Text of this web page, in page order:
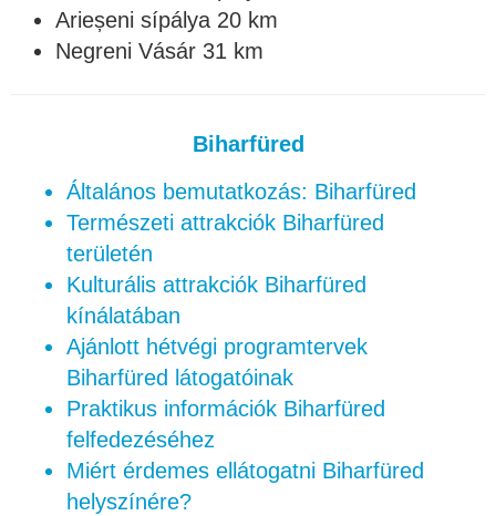
Arieșeni sípálya 20 km
Negreni Vásár 31 km
Biharfüred
Általános bemutatkozás: Biharfüred
Természeti attrakciók Biharfüred
területén
Kulturális attrakciók Biharfüred
kínálatában
Ajánlott hétvégi programtervek
Biharfüred látogatóinak
Praktikus információk Biharfüred
felfedezéséhez
Miért érdemes ellátogatni Biharfüred
helyszínére?